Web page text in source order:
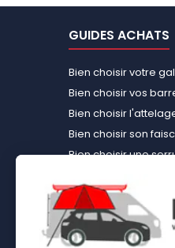
GUIDES ACHATS
Bien choisir votre
Bien choisir vos
Bien choisir
Bien choisir son
Bien choisir une
Choisir le kit
démontable idéal
Bien choisir un kit